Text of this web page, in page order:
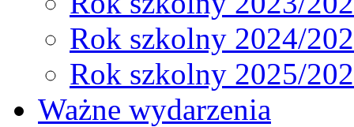
Rok szkolny 2024/
Rok szkolny 2025/
Ważne wydarzenia